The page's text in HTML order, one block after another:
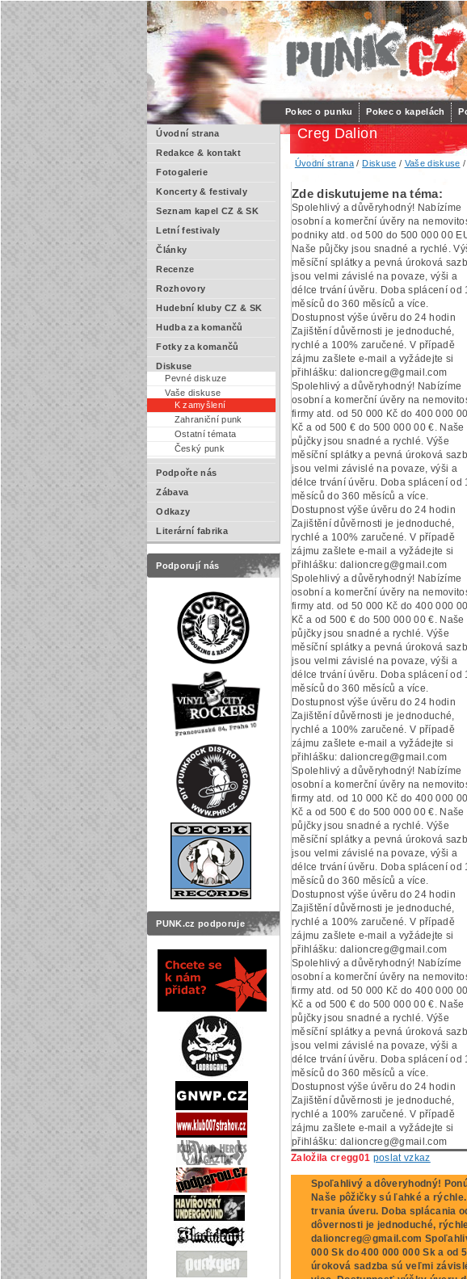
Pokec o punku Pokec o kapelách
Úvodní strana
Redakce & kontakt
Fotogalerie
Koncerty & festivaly
Seznam kapel CZ & SK
Letní festivaly
Články
Recenze
Rozhovory
Hudební kluby CZ & SK
Hudba za komančů
Fotky za komančů
Diskuse
Pevné diskuze
Vaše diskuse
K zamyšlení
Zahraniční punk
Ostatní témata
Český punk
Podpořte nás
Zábava
Odkazy
Literární fabrika
Podporují nás
PUNK.cz podporuje
Creg Dalion
Úvodní strana / Diskuse / Vaše diskuse /
Zde diskutujeme na téma:
Spolehlivý a důvěryhodný! Nabízíme
osobní a komerční úvěry na
podniky atd. od 500 do 500 000 00
Naše půjčky jsou snadné a rychlé.
měsíční splátky a pevná úroková
jsou velmi závislé na povaze, výši a
délce trvání úvěru. Doba splácení od
měsíců do 360 měsíců a více.
Dostupnost výše úvěru do 24 hodin
Zajištění důvěrnosti je jednoduché,
rychlé a 100% zaručené. V případě
zájmu zašlete e-mail a vyžádejte si
přihlášku: dalioncreg@gmail.com
Spolehlivý a důvěryhodný! Nabízíme
osobní a komerční úvěry na
firmy atd. od 50 000 Kč do 400 000
Kč a od 500 € do 500 000 00 €. Naše
půjčky jsou snadné a rychlé. Výše
měsíční splátky a pevná úroková
jsou velmi závislé na povaze, výši a
délce trvání úvěru. Doba splácení od
měsíců do 360 měsíců a více.
Dostupnost výše úvěru do 24 hodin
Zajištění důvěrnosti je jednoduché,
rychlé a 100% zaručené. V případě
zájmu zašlete e-mail a vyžádejte si
přihlášku: dalioncreg@gmail.com
Spolehlivý a důvěryhodný! Nabízíme
osobní a komerční úvěry na
firmy atd. od 50 000 Kč do 400 000
Kč a od 500 € do 500 000 00 €. Naše
půjčky jsou snadné a rychlé. Výše
měsíční splátky a pevná úroková
jsou velmi závislé na povaze, výši a
délce trvání úvěru. Doba splácení od
měsíců do 360 měsíců a více.
Dostupnost výše úvěru do 24 hodin
Zajištění důvěrnosti je jednoduché,
rychlé a 100% zaručené. V případě
zájmu zašlete e-mail a vyžádejte si
přihlášku: dalioncreg@gmail.com
Spolehlivý a důvěryhodný! Nabízíme
osobní a komerční úvěry na
firmy atd. od 10 000 Kč do 400 000
Kč a od 500 € do 500 000 00 €. Naše
půjčky jsou snadné a rychlé. Výše
měsíční splátky a pevná úroková
jsou velmi závislé na povaze, výši a
délce trvání úvěru. Doba splácení od
měsíců do 360 měsíců a více.
Dostupnost výše úvěru do 24 hodin
Zajištění důvěrnosti je jednoduché,
rychlé a 100% zaručené. V případě
zájmu zašlete e-mail a vyžádejte si
přihlášku: dalioncreg@gmail.com
Spolehlivý a důvěryhodný! Nabízíme
osobní a komerční úvěry na
firmy atd. od 50 000 Kč do 400 000
Kč a od 500 € do 500 000 00 €. Naše
půjčky jsou snadné a rychlé. Výše
měsíční splátky a pevná úroková
jsou velmi závislé na povaze, výši a
délce trvání úvěru. Doba splácení od
měsíců do 360 měsíců a více.
Dostupnost výše úvěru do 24 hodin
Zajištění důvěrnosti je jednoduché,
rychlé a 100% zaručené. V případě
zájmu zašlete e-mail a vyžádejte si
přihlášku: dalioncreg@gmail.com
Založila cregg01 poslat vzkaz
Spoľahlivý a dôveryhodný!
Naše pôžičky sú ľahké a
trvania úveru. Doba splácania
dôvernosti je jednoduché,
dalioncreg@gmail.com
000 Sk do 400 000 000 Sk a
úroková sadzba sú veľmi